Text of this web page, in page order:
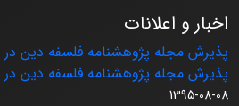
اخبار و اعلانات
پذیرش مجله پژوهشنامه فلسفه دین در philpapers
پذیرش مجله پژوهشنامه فلسفه دین در Philosopher's Index
1395-08-08